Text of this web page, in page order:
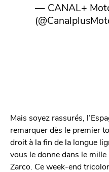
— CANAL+
Mais soyez rassurés,
remarquer dès le premier
droit à la fin de la longue
vous le donne dans le
Zarco. Ce week-end